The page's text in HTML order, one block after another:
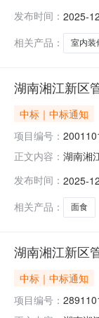
1500-
发布时间： 2025-
相关产品：
室内装
湖南湘江新区
中标｜中标通知
项目编号：
正文内容： 湖南湘
江新区
组织
发布时间： 2025-
相关产品：
面食
湖南湘江新区
中标｜中标通知
项目编号：